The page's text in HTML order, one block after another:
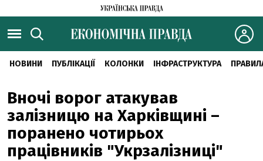
НОВИНИ ПУБЛІКАЦІЇ КОЛОНКИ ІНФРАСТРУКТУРА
Вночі ворог атакував
залізницю на Харківщині –
поранено чотирьох
працівників "Укрзалізниці"